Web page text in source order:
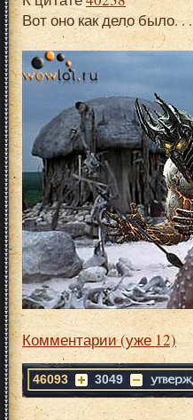
Вот оно как дело было. . .
Комментарии (уже 12)
46093 3049